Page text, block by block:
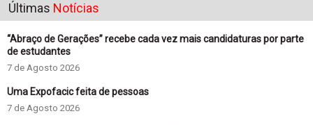
Últimas Notícias
“Abraço de Gerações” recebe cada vez mais candidaturas por parte
de estudantes
7 de Agosto 2026
Uma Expofacic feita de pessoas
7 de Agosto 2026